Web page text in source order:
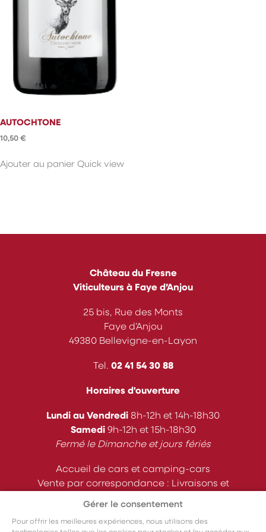
Gérer le consentement
Pour offrir les meilleures expériences, nous utilisons des
AUTOCHTONE
10,50 €
Ajouter au panier Quick view
Château du Fresne
Viticulteurs à Faye d’Anjou
25 bis, Rue des Monts
Faye d’Anjou
49380 Bellevigne-en-Layon
Tel. 02 41 54 30 88
Horaires d'ouverture
Lundi au Vendredi 8h-12h et 14h-18h30
Samedi 9h-12h et 15h-18h30
Fermé le Dimanche et jours fériés
Accueil de cars et camping-cars
Vente par correspondance : Livraisons et
Suivez-nous